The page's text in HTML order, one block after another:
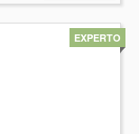
EXPERTO